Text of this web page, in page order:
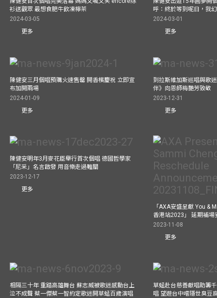
衫送觀眾 最想食肥牛飲凍檸茶
2024-03-05
更多
呼：終於等到呢日，我
2024-03-01
更多
陳健安三月個唱預購火速售罄 開香檳慶祝 立即宣
布加開兩場
2024-01-09
更多
到拉斯維加斯巡唱與歌
伴》向恩師梅艷芳致敬
2023-12-31
更多
陳健安明年3月麥花臣舉行首次個唱 德國哲學家
「尼采」名言啟發 用音樂走過難關
2023-12-17
更多
「AXA安盛呈獻 You &
香港站2023」 延期補場
2023-11-08
更多
相隔三十年 重踏高雄舞台 蘇志威被歌迷感動台上
泣不成聲 蔡一傑蔡一智約定歌迷開草蜢百歲演唱
草蜢赴台慈善獻唱助籌
唱 望遊台中嚐隱世臭豆